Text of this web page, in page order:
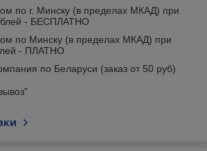
по г. Минску (в пределах МКАД) при
- БЕСПЛАТНО
по Минску (в пределах МКАД) при
- ПЛАТНО
по Беларуси (заказ от 50 руб)